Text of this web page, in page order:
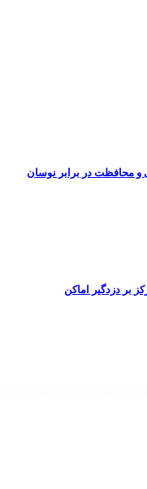
و محافظت در برابر نوسان
بر دزدگیر اماکن